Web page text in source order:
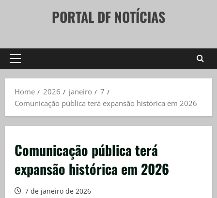
PORTAL DF NOTÍCIAS
Primary
Home
2026 janeiro
7
Comunicação pública terá expansão histórica em 2026
Comunicação pública terá
expansão histórica em 2026
7 de janeiro de 2026